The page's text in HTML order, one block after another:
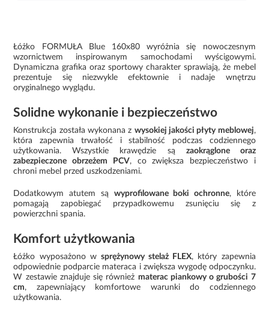
Łóżko FORMUŁA Blue 160x80 wyróżnia się nowoczesnym
wzornictwem inspirowanym samochodami wyścigowymi.
Dynamiczna grafika oraz sportowy charakter sprawiają, że mebel
prezentuje się niezwykle efektownie i nadaje wnętrzu
oryginalnego wyglądu.
Solidne wykonanie i bezpieczeństwo
Konstrukcja została wykonana z wysokiej jakości płyty meblowej,
która zapewnia trwałość i stabilność podczas codziennego
użytkowania. Wszystkie krawędzie są zaokrąglone oraz
zabezpieczone obrzeżem PCV, co zwiększa bezpieczeństwo i
chroni mebel przed uszkodzeniami.
Dodatkowym atutem są wyprofilowane boki ochronne, które
pomagają zapobiegać przypadkowemu zsunięciu się z
powierzchni spania.
Komfort użytkowania
Łóżko wyposażono w sprężynowy stelaż FLEX, który zapewnia
odpowiednie podparcie materaca i zwiększa wygodę odpoczynku.
W zestawie znajduje się również materac piankowy o grubości 7
cm, zapewniający komfortowe warunki do codziennego
użytkowania.